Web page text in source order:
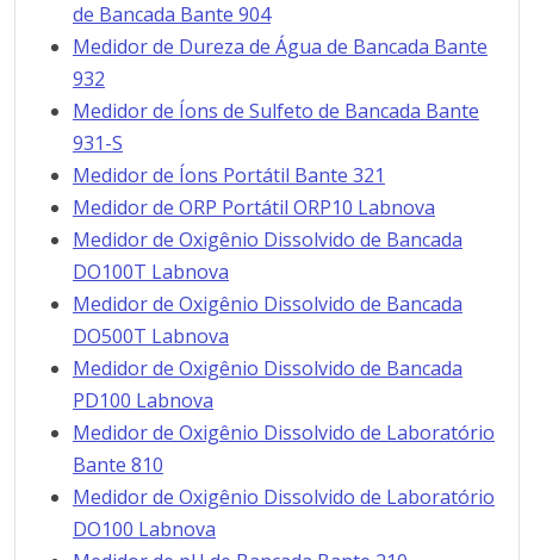
de Bancada Bante 904
Medidor de Dureza de Água de Bancada Bante
932
Medidor de Íons de Sulfeto de Bancada Bante
931-S
Medidor de Íons Portátil Bante 321
Medidor de ORP Portátil ORP10 Labnova
Medidor de Oxigênio Dissolvido de Bancada
DO100T Labnova
Medidor de Oxigênio Dissolvido de Bancada
DO500T Labnova
Medidor de Oxigênio Dissolvido de Bancada
PD100 Labnova
Medidor de Oxigênio Dissolvido de Laboratório
Bante 810
Medidor de Oxigênio Dissolvido de Laboratório
DO100 Labnova